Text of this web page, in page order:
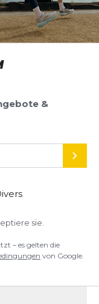
&
sie.
– es gelten die
von Google.